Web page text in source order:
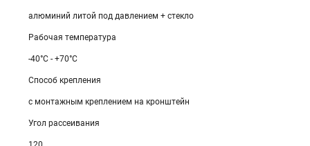
алюминий литой под давлением + стекло
Рабочая температура
-40°C - +70°C
Способ крепления
с монтажным креплением на кронштейн
Угол рассеивания